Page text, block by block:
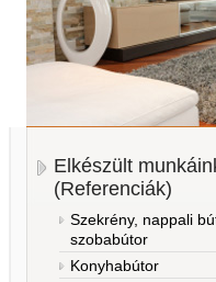
Elkészült
(Referenciák)
Szekrény, nappali
szobabútor
Konyhabútor